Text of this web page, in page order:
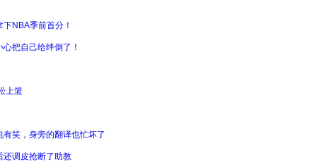
NBA季前首分！
把自己给绊倒了！
上篮
笑，身旁的翻译也忙坏了
还调皮抢断了助教